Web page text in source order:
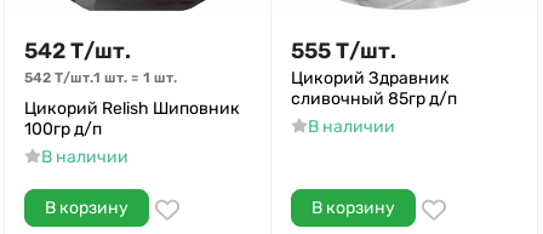
542Т/шт.
542 Т/шт.1 шт. = 1 шт.
Цикорий Relish Шиповник
100гр д/п
В наличии
В корзину
555Т/шт.
Цикорий Здравник
сливочный 85гр д/п
В наличии
В корзину